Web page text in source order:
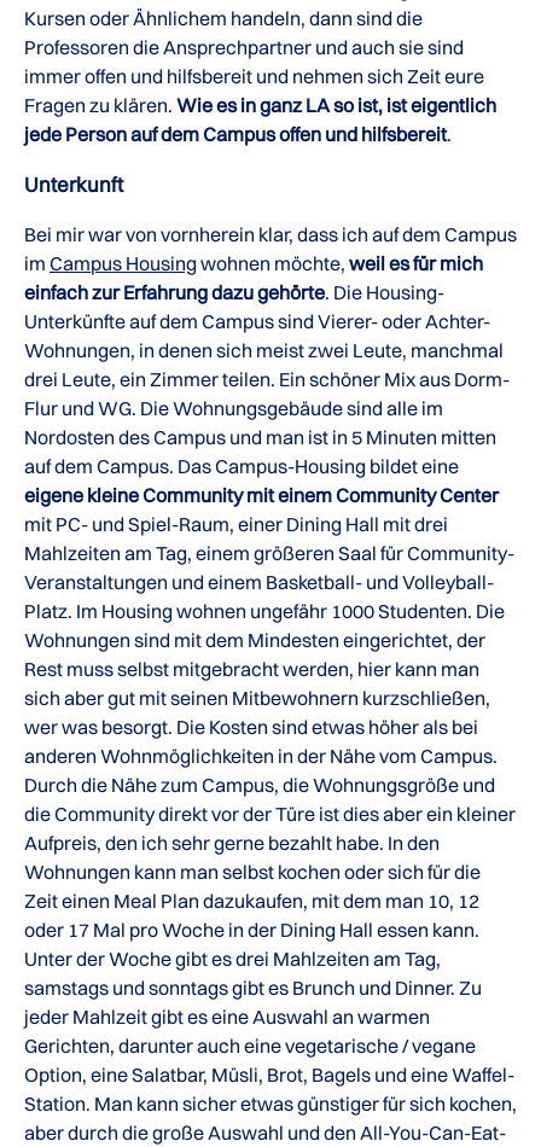
Kursen oder Ähnlichem handeln, dann sind die
Professoren die Ansprechpartner und auch sie sind
immer offen und hilfsbereit und nehmen sich Zeit eure
Fragen zu klären. Wie es in ganz LA so ist, ist eigentlich
jede Person auf dem Campus offen und hilfsbereit.
Unterkunft
Bei mir war von vornherein klar, dass ich auf dem Campus
im Campus Housing wohnen möchte, weil es für mich
einfach zur Erfahrung dazu gehörte. Die Housing-
Unterkünfte auf dem Campus sind Vierer- oder Achter-
Wohnungen, in denen sich meist zwei Leute, manchmal
drei Leute, ein Zimmer teilen. Ein schöner Mix aus Dorm-
Flur und WG. Die Wohnungsgebäude sind alle im
Nordosten des Campus und man ist in 5 Minuten mitten
auf dem Campus. Das Campus-Housing bildet eine
eigene kleine Community mit einem Community Center
mit PC- und Spiel-Raum, einer Dining Hall mit drei
Mahlzeiten am Tag, einem größeren Saal für Community-
Veranstaltungen und einem Basketball- und Volleyball-
Platz. Im Housing wohnen ungefähr 1000 Studenten. Die
Wohnungen sind mit dem Mindesten eingerichtet, der
Rest muss selbst mitgebracht werden, hier kann man
sich aber gut mit seinen Mitbewohnern kurzschließen,
wer was besorgt. Die Kosten sind etwas höher als bei
anderen Wohnmöglichkeiten in der Nähe vom Campus.
Durch die Nähe zum Campus, die Wohnungsgröße und
die Community direkt vor der Türe ist dies aber ein kleiner
Aufpreis, den ich sehr gerne bezahlt habe. In den
Wohnungen kann man selbst kochen oder sich für die
Zeit einen Meal Plan dazukaufen, mit dem man 10, 12
oder 17 Mal pro Woche in der Dining Hall essen kann.
Unter der Woche gibt es drei Mahlzeiten am Tag,
samstags und sonntags gibt es Brunch und Dinner. Zu
jeder Mahlzeit gibt es eine Auswahl an warmen
Gerichten, darunter auch eine vegetarische / vegane
Option, eine Salatbar, Müsli, Brot, Bagels und eine Waffel-
Station. Man kann sicher etwas günstiger für sich kochen,
aber durch die große Auswahl und den All-You-Can-Eat-